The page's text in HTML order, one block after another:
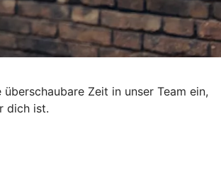
Zeit in unser Team ein,
dich ist.